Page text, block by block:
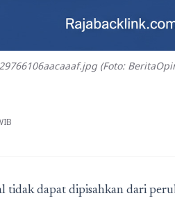
(Foto:
tidak dapat dipisahkan dari